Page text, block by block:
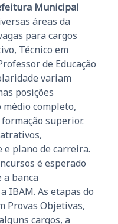
Municipal
áreas da
para cargos
Técnico em
de Educação
variam
posições
completo,
superior.
plano de carreira.
é esperado
a banca
IBAM. As etapas do
Provas Objetivas,
cargos, a